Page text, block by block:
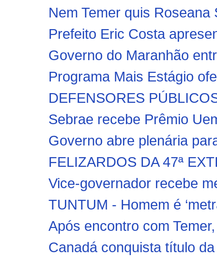
Nem Temer quis Roseana
Prefeito Eric Costa
Governo do Maranhão
Programa Mais Estágio
DEFENSORES
Sebrae recebe Prêmio
Governo abre plenária
FELIZARDOS DA 47ª
Vice-governador recebe
TUNTUM - Homem é
Após encontro com
Canadá conquista título